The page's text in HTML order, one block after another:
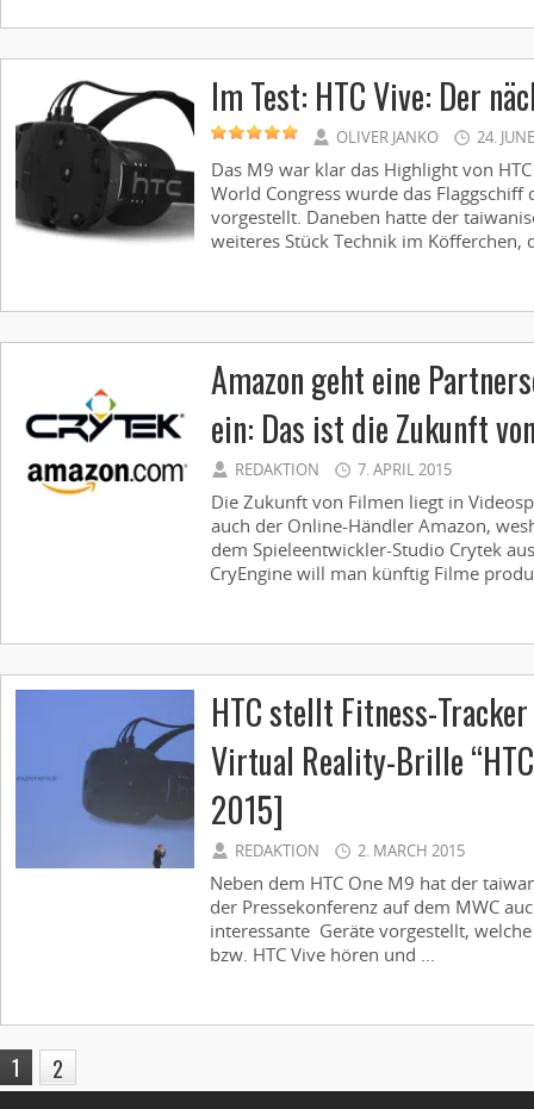
Im Test: HTC Vive: Der
OLIVER JANKO 24.
Das M9 war klar das Highlight von
World Congress wurde das
vorgestellt. Daneben hatte der
weiteres Stück Technik im Köfferchen,
Amazon geht eine
ein: Das ist die Zukunft
REDAKTION 7. APRIL 2015
Die Zukunft von Filmen liegt in
auch der Online-Händler Amazon,
dem Spieleentwickler-Studio Crytek
CryEngine will man künftig Filme
HTC stellt Fitness-
Virtual Reality-Brille
2015]
REDAKTION 2. MARCH 2015
Neben dem HTC One M9 hat der
der Pressekonferenz auf dem MWC
interessante Geräte vorgestellt,
bzw. HTC Vive hören und ...
1 2